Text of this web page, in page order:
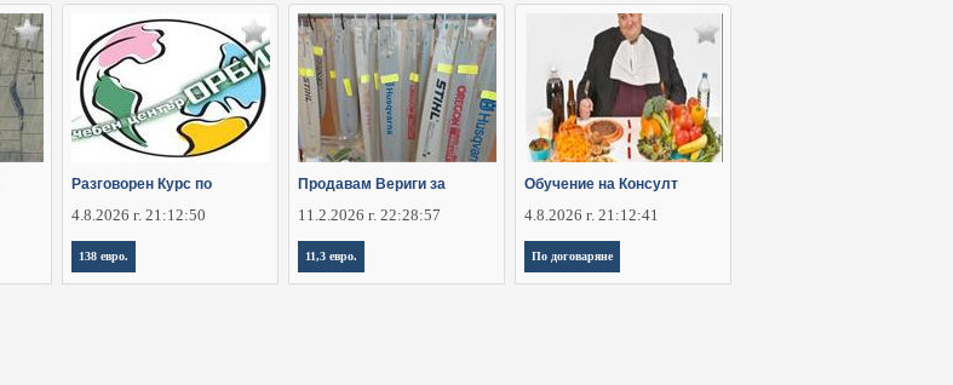
Разговорен Курс по
4.8.2026 г. 21:12:50
138 евро.
Продавам Вериги за
11.2.2026 г. 22:28:57
11,3 евро.
Обучение на Консулт
4.8.2026 г. 21:12:41
По договаряне